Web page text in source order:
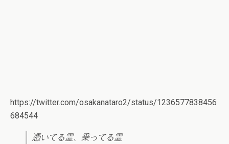
https://twitter.com/osakanataro2/status/1236577838456
684544
憑いてる霊、乗ってる霊